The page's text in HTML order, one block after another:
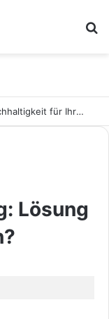
Holz Pendelleuchten: Eleganz und Nachhaltigkeit für Ihr Zuhause
Lösung